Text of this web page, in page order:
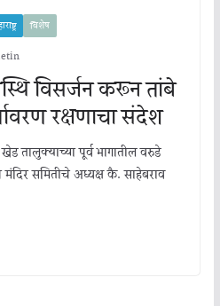
विशेष
विसर्जन करून तांबे
रक्षणाचा संदेश
तालुक्याच्या पूर्व भागातील वरुडे
मंदिर समितीचे अध्यक्ष कै. साहेबराव